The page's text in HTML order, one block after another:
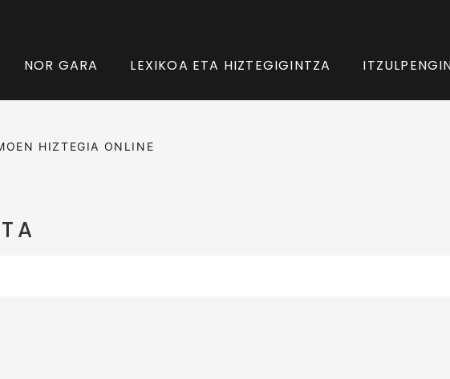
NOR GARA LEXIKOA ETA HIZTEGIGINTZA
HIZTEGIA ONLINE